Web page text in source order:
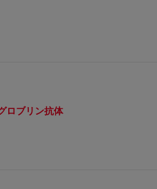
ロブリン抗体